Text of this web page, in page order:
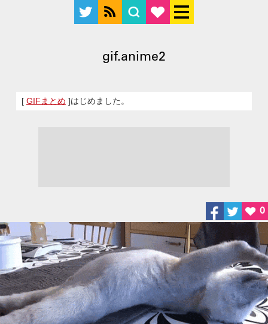
gif.anime2
[ GIFまとめ ]はじめました。
0